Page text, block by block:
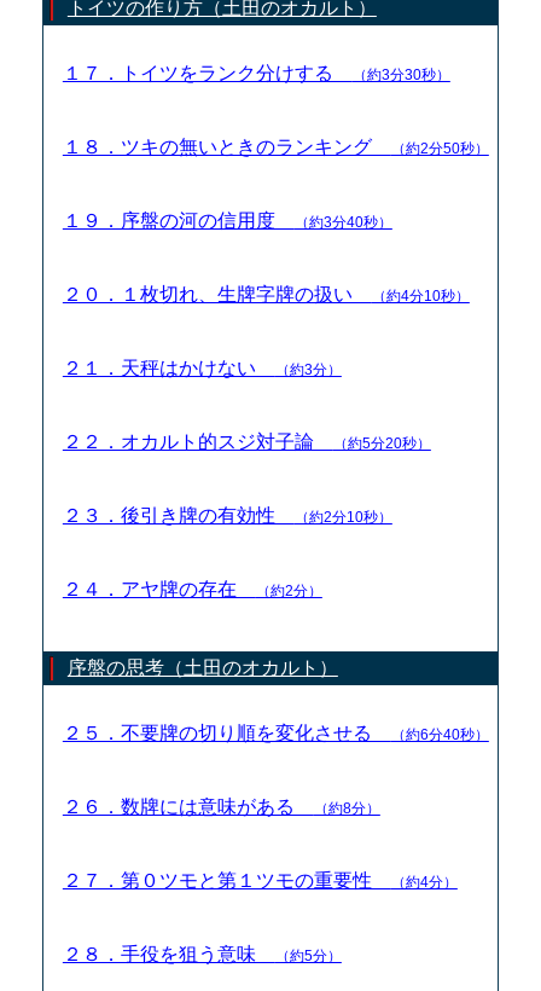
トイツの作り方（土田のオカルト）
１７．トイツをランク分けする （約3分30秒）
１８．ツキの無いときのランキング （約2分50秒）
１９．序盤の河の信用度 （約3分40秒）
２０．１枚切れ、生牌字牌の扱い （約4分10秒）
２１．天秤はかけない （約3分）
２２．オカルト的スジ対子論 （約5分20秒）
２３．後引き牌の有効性 （約2分10秒）
２４．アヤ牌の存在 （約2分）
序盤の思考（土田のオカルト）
２５．不要牌の切り順を変化させる （約6分40秒）
２６．数牌には意味がある （約8分）
２７．第０ツモと第１ツモの重要性 （約4分）
２８．手役を狙う意味 （約5分）